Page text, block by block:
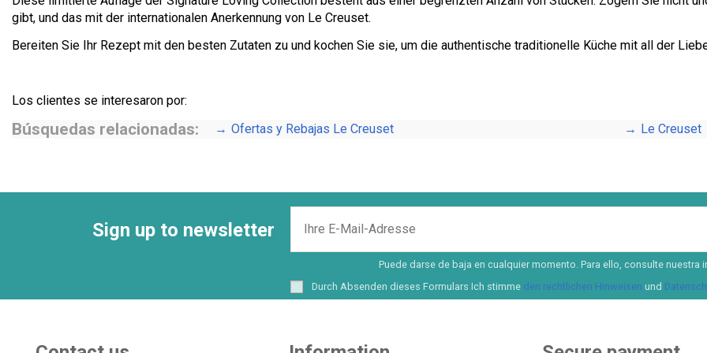
gibt, und das mit der internationalen Anerkennung von Le Creuset.
Bereiten Sie Ihr Rezept mit den besten Zutaten zu und kochen Sie sie, um die authentische traditionelle Küche mit all der
Los clientes se interesaron por:
Búsquedas relacionadas: Ofertas y Rebajas Le Creuset Le Creuset
Sign up to newsletter
Puede darse de baja en cualquier momento. Para ello, consulte nuestra
Durch Absenden dieses Formulars Ich stimme den rechtlichen Hinweisen und